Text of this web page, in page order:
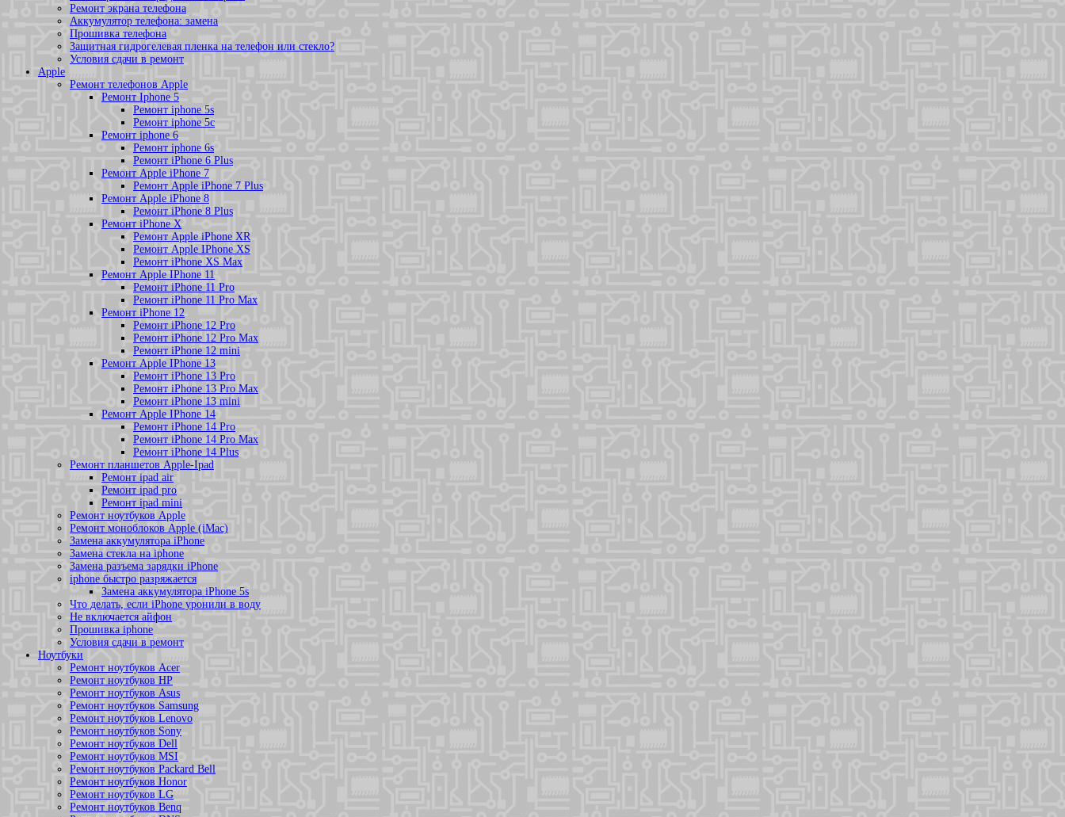
Ремонт экрана телефона
Аккумулятор телефона: замена
Прошивка телефона
Защитная гидрогелевая пленка на телефон или стекло?
Условия сдачи в ремонт
Apple
Ремонт телефонов Apple
Ремонт Iphone 5
Ремонт iphone 5s
Ремонт iphone 5c
Ремонт iphone 6
Ремонт iphone 6s
Ремонт iPhone 6 Plus
Ремонт Apple iPhone 7
Ремонт Apple iPhone 7 Plus
Ремонт Apple iPhone 8
Ремонт iPhone 8 Plus
Ремонт iPhone X
Ремонт Apple iPhone XR
Ремонт Apple IPhone XS
Ремонт iPhone XS Max
Ремонт Apple IPhone 11
Ремонт iPhone 11 Pro
Ремонт iPhone 11 Pro Max
Ремонт iPhone 12
Ремонт iPhone 12 Pro
Ремонт iPhone 12 Pro Max
Ремонт iPhone 12 mini
Ремонт Apple IPhone 13
Ремонт iPhone 13 Pro
Ремонт iPhone 13 Pro Max
Ремонт iPhone 13 mini
Ремонт Apple IPhone 14
Ремонт iPhone 14 Pro
Ремонт iPhone 14 Pro Max
Ремонт iPhone 14 Plus
Ремонт планшетов Apple-Ipad
Ремонт ipad air
Ремонт ipad pro
Ремонт ipad mini
Ремонт ноутбуков Apple
Ремонт моноблоков Apple (iMac)
Замена аккумулятора iPhone
Замена стекла на iphone
Замена разъема зарядки iPhone
iphone быстро разряжается
Замена аккумулятора iPhone 5s
Что делать, если iPhone уронили в воду
Не включается айфон
Прошивка iphone
Условия сдачи в ремонт
Ноутбуки
Ремонт ноутбуков Acer
Ремонт ноутбуков HP
Ремонт ноутбуков Asus
Ремонт ноутбуков Samsung
Ремонт ноутбуков Lenovo
Ремонт ноутбуков Sony
Ремонт ноутбуков Dell
Ремонт ноутбуков MSI
Ремонт ноутбуков Packard Bell
Ремонт ноутбуков Honor
Ремонт ноутбуков LG
Ремонт ноутбуков Benq